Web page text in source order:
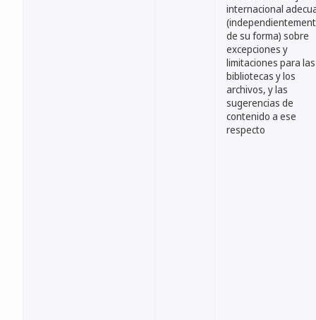
internacional
de su forma) sobre
excepciones y
limitaciones para las
bibliotecas y los
archivos, y las
sugerencias de
contenido a ese
respecto